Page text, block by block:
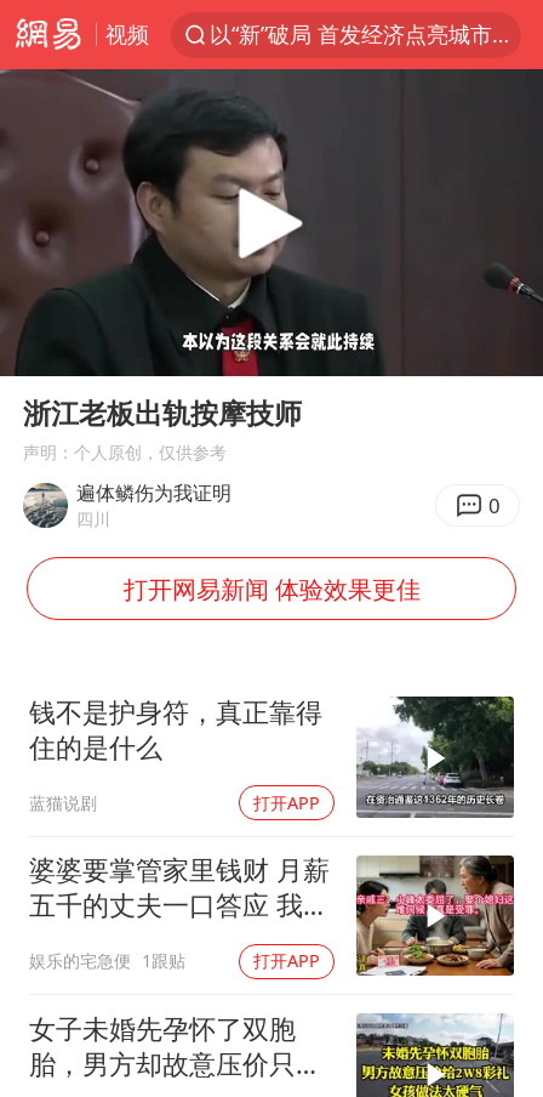
视频
以“新”破局 首发经济点亮城市消费活力
看守所辅警收受10万获刑1年
宇树科技发行价格150.80元/股
CIA被曝已秘密设立古巴工作组
U17国足1分钟轰2球
中国养老床位“三连降”
27岁女子成组织卖淫集团主犯被通缉
吉林一“温度计大楼”读数爆表
多地要求领导干部带头休假
奋进开新局 实干挑大梁
Play
浙江老板出轨按摩技师
声明：个人原创，仅供参考
遍体鳞伤为我证明
四川 0
打开网易新闻 体验效果更佳
钱不是护身符，真正靠得
住的是什么
蓝猫说剧 打开APP
婆婆要掌管家里钱财 月薪
五千的丈夫一口答应 我拒
娱乐的宅急便 1跟贴 打开APP
女子未婚先孕怀了双胞
胎，男方却故意压价只给